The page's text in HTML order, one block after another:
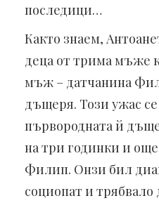
последици…
Както знаем,
деца от трима мъже
мъж – датчанина
дъщеря. Този ужас
първородната й
на три годинки и
Филип. Онзи бил
социопат и трябвало